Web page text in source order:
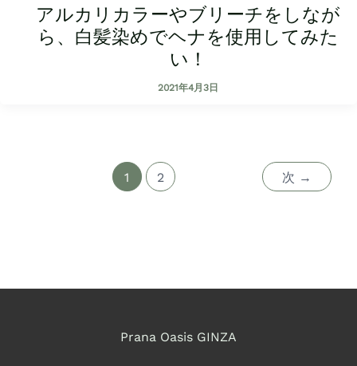
アルカリカラーやブリーチをしなが
ら、白髪染めでヘナを使用してみた
い！
2021年4月3日
1 2 次 →
Prana Oasis GINZA